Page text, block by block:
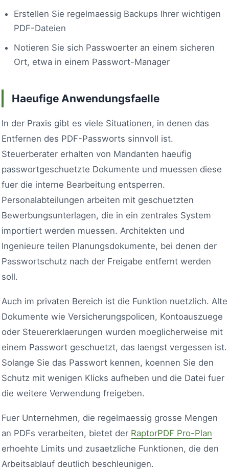
Erstellen Sie regelmaessig Backups Ihrer wichtigen
PDF-Dateien
Notieren Sie sich Passwoerter an einem sicheren
Ort, etwa in einem Passwort-Manager
Haeufige Anwendungsfaelle
In der Praxis gibt es viele Situationen, in denen das
Entfernen des PDF-Passworts sinnvoll ist.
Steuerberater erhalten von Mandanten haeufig
passwortgeschuetzte Dokumente und muessen diese
fuer die interne Bearbeitung entsperren.
Personalabteilungen arbeiten mit geschuetzten
Bewerbungsunterlagen, die in ein zentrales System
importiert werden muessen. Architekten und
Ingenieure teilen Planungsdokumente, bei denen der
Passwortschutz nach der Freigabe entfernt werden
soll.
Auch im privaten Bereich ist die Funktion nuetzlich. Alte
Dokumente wie Versicherungspolicen, Kontoauszuege
oder Steuererklaerungen wurden moeglicherweise mit
einem Passwort geschuetzt, das laengst vergessen ist.
Solange Sie das Passwort kennen, koennen Sie den
Schutz mit wenigen Klicks aufheben und die Datei fuer
die weitere Verwendung freigeben.
Fuer Unternehmen, die regelmaessig grosse Mengen
an PDFs verarbeiten, bietet der RaptorPDF Pro-Plan
erhoehte Limits und zusaetzliche Funktionen, die den
Arbeitsablauf deutlich beschleunigen.